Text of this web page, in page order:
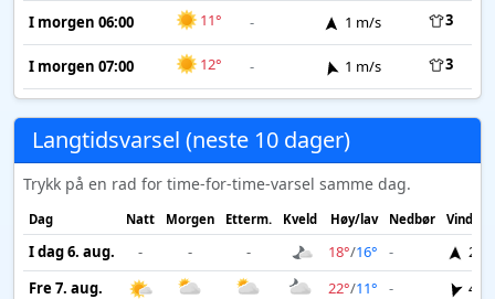
I morgen 06:00 11° - 1 m/s 3
I morgen 07:00 12° - 1 m/s 3
Langtidsvarsel (neste 10 dager)
Trykk på en rad for time-for-time-varsel samme dag.
Dag Natt Morgen Etterm. Kveld Høy/lav Nedbør Vind
I dag 6. aug. - - - 18°/16° -
2
Fre 7. aug.
22°/11° -
4